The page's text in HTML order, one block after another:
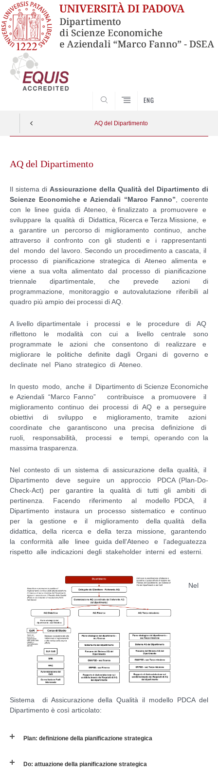
ENG
AQ del Dipartimento
contentAQ del Dipartimento
Il sistema di Assicurazione della Qualità del Dipartimento di
Scienze Economiche e Aziendali “Marco Fanno” , coerente
con le linee guida di Ateneo, è ﬁnalizzato a promuovere e
sviluppare la qualità di Didattica, Ricerca e Terza Missione, e
a garantire un percorso di miglioramento continuo, anche
attraverso il confronto con gli studenti e i rappresentanti
del mondo del lavoro. Secondo un procedimento a cascata, il
processo di pianiﬁcazione strategica di Ateneo alimenta e
viene a sua volta alimentato dal processo di pianiﬁcazione
triennale dipartimentale, che prevede azioni di
programmazione, monitoraggio e autovalutazione riferibili al
quadro più ampio dei processi di AQ.
A livello dipartimentale i processi e le procedure di AQ
riﬂettono le modalità con cui a livello centrale sono
programmate le azioni che consentono di realizzare e
migliorare le politiche deﬁnite dagli Organi di governo e
declinate nel Piano strategico di Ateneo.
In questo modo, anche il Dipartimento di Scienze Economiche
e Aziendali “Marco Fanno” contribuisce a promuovere il
miglioramento continuo dei processi di AQ e a perseguire
obiettivi di sviluppo e miglioramento, tramite azioni
coordinate che garantiscono una precisa deﬁnizione di
ruoli, responsabilità, processi e tempi, operando con la
massima trasparenza.
Nel contesto di un sistema di assicurazione della qualità, il
Dipartimento deve seguire un approccio PDCA (Plan-Do-
Check-Act) per garantire la qualità di tutti gli ambiti di
pertinenza. Facendo riferimento al modello PDCA, il
Dipartimento instaura un processo sistematico e continuo
per la gestione e il miglioramento della qualità della
didattica, della ricerca e della terza missione, garantendo
la conformità alle linee guida dell'Ateneo e l’adeguatezza
rispetto alle indicazioni degli stakeholder interni ed esterni.
Nel
Sistema di Assicurazione della Qualità il modello PDCA del
Dipartimento è così articolato:
Plan: deﬁnizione della pianiﬁcazione strategica
Do: attuazione della pianiﬁcazione strategica